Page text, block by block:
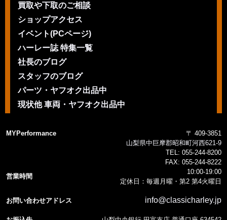
買取や下取のご相談
ショップアクセス
イベント(PCページ)
ハーレー誌 特集一覧
社長のブログ
スタッフのブログ
パーツ・ヤフオク出品中
現状他 車両・ヤフオク出品中
MYPerformance
〒 409-3851
山梨県中巨摩郡昭和町河西621-9
TEL: 055-244-8200
FAX: 055-244-8222
営業時間
10:00-19:00
定休日：毎週月曜・第2 第4火曜日
お問い合わせアドレス info@classicharley.jp